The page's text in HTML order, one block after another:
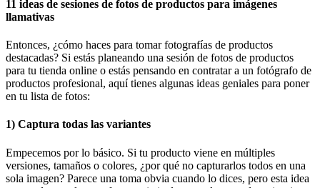
11 ideas de sesiones de fotos de productos para imágenes
llamativas
Entonces, ¿cómo haces para tomar fotografías de productos
destacadas? Si estás planeando una sesión de fotos de productos
para tu tienda online o estás pensando en contratar a un fotógrafo de
productos profesional, aquí tienes algunas ideas geniales para poner
en tu lista de fotos:
1) Captura todas las variantes
Empecemos por lo básico. Si tu producto viene en múltiples
versiones, tamaños o colores, ¿por qué no capturarlos todos en una
sola imagen? Parece una toma obvia cuando lo dices, pero esta idea